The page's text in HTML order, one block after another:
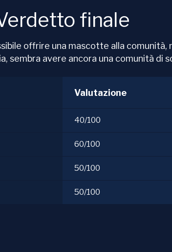
finale
offrire una mascotte alla comunità,
sembra avere ancora una comunità di
Valutazione
40/100
60/100
50/100
50/100